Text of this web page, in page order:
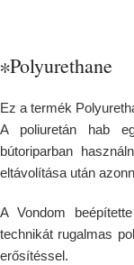
∗Polyurethane
Ez a termék
A poliuretán hab
bútoriparban
eltávolítása után
A Vondom
technikát rugalmas
erősítéssel.